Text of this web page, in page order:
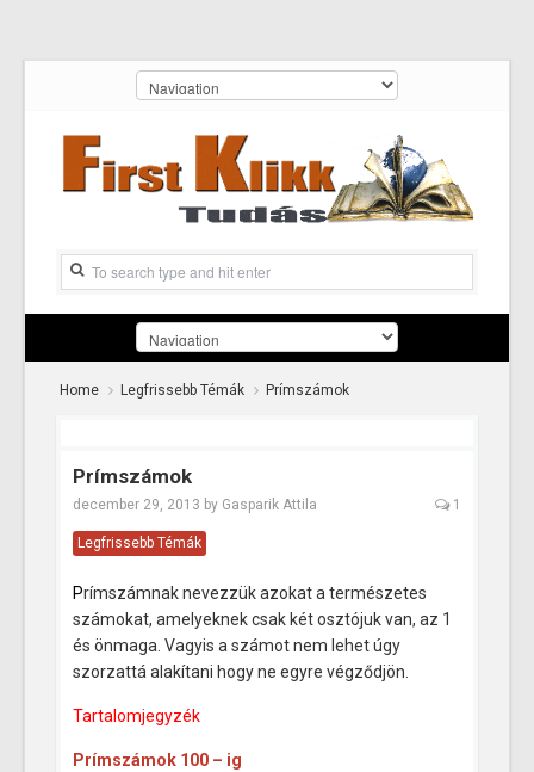
Home Legfrissebb Témák Prímszámok
Prímszámok
december 29, 2013 by Gasparik Attila 1
Legfrissebb Témák
Prímszámnak nevezzük azokat a természetes
számokat, amelyeknek csak két osztójuk van, az 1
és önmaga. Vagyis a számot nem lehet úgy
szorzattá alakítani hogy ne egyre végződjön.
Tartalomjegyzék
Prímszámok 100 – ig